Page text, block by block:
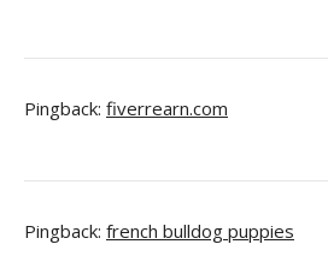
Pingback: fiverrearn.com
Pingback: french bulldog puppies